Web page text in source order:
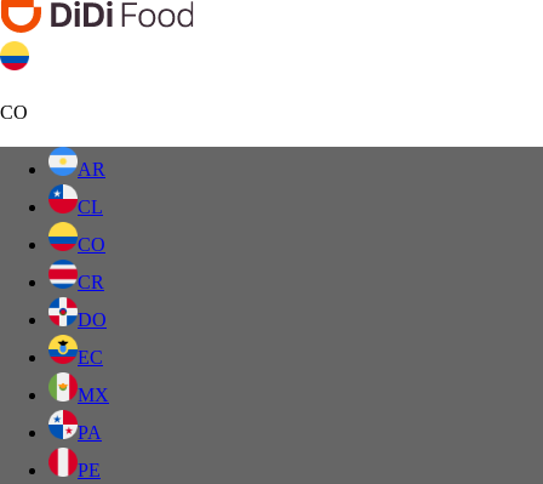
CO
AR
CL
CO
CR
DO
EC
MX
PA
PE